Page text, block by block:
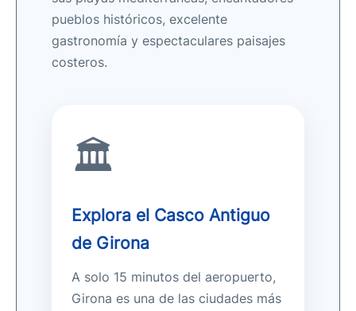
pueblos históricos, excelente
gastronomía y espectaculares paisajes
costeros.
🏛️
Explora el Casco Antiguo
de Girona
A solo 15 minutos del aeropuerto,
Girona es una de las ciudades más